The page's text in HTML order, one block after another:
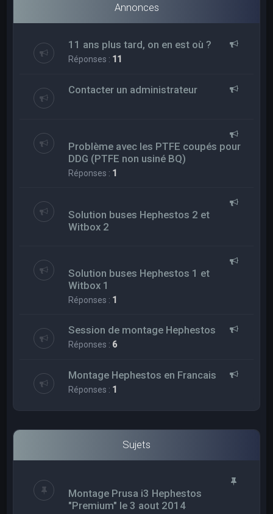
Annonces
11 ans plus tard, on en est où ?
Réponses : 11
Contacter un administrateur
Problème avec les PTFE coupés pour
DDG (PTFE non usiné BQ)
Réponses : 1
Solution buses Hephestos 2 et
Witbox 2
Solution buses Hephestos 1 et
Witbox 1
Réponses : 1
Session de montage Hephestos
Réponses : 6
Montage Hephestos en Francais
Réponses : 1
Sujets
Montage Prusa i3 Hephestos
"Premium" le 3 aout 2014